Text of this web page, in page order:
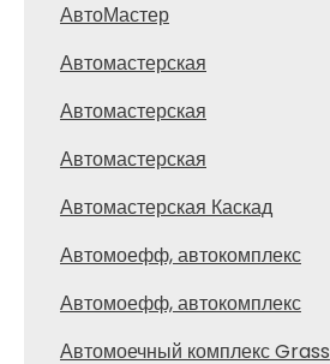
АвтоМастер
Автомастерская
Автомастерская
Автомастерская
Автомастерская Каскад
Автомоефф, автокомплекс
Автомоефф, автокомплекс
Автомоечный комплекс Grass